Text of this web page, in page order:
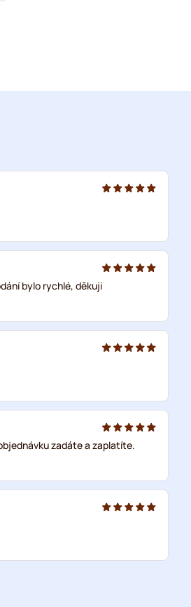
bylo rychlé, děkuji
zadáte a zaplatíte.